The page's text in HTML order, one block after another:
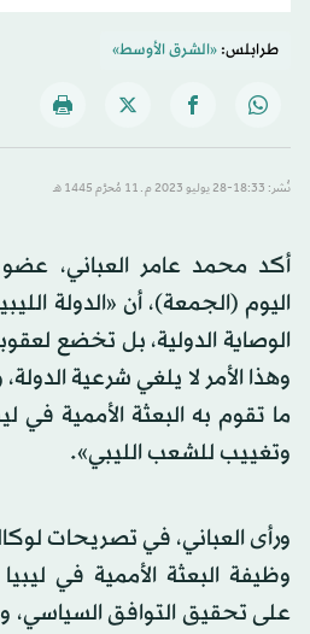
طرابلس:«الشرق الأوسط»
نُشر: 18:33-28 يوليو 2023 م ـ 11 مُحرَّم 1445 هـ
أكد محمد عامر العباني،
اليوم (الجمعة)، أن «الدولة
الوصاية الدولية، بل تخضع
وهذا الأمر لا يلغي شرعية
ما تقوم به البعثة الأممية في
وتغييب للشعب الليبي».
ورأى العباني، في تصريحات
وظيفة البعثة الأممية في
على تحقيق التوافق السياسي،